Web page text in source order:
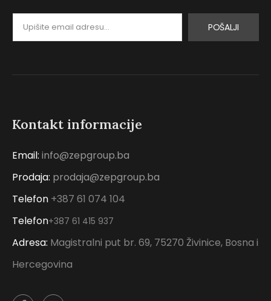
POŠALJI
Kontakt informacije
Email: info@zepgroup.ba
Prodaja: prodaja@zepgroup.ba
Telefon +387 61 074 104
Telefon+387 61 415 937
Adresa: Magistralni put br. 69, 75270 Živinice, Bosna i
Hercegovina